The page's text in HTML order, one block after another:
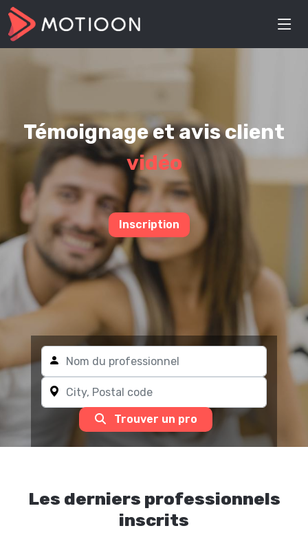
Témoignage et avis client
vidéo
Inscription
Trouver un pro
Les derniers professionnels
inscrits